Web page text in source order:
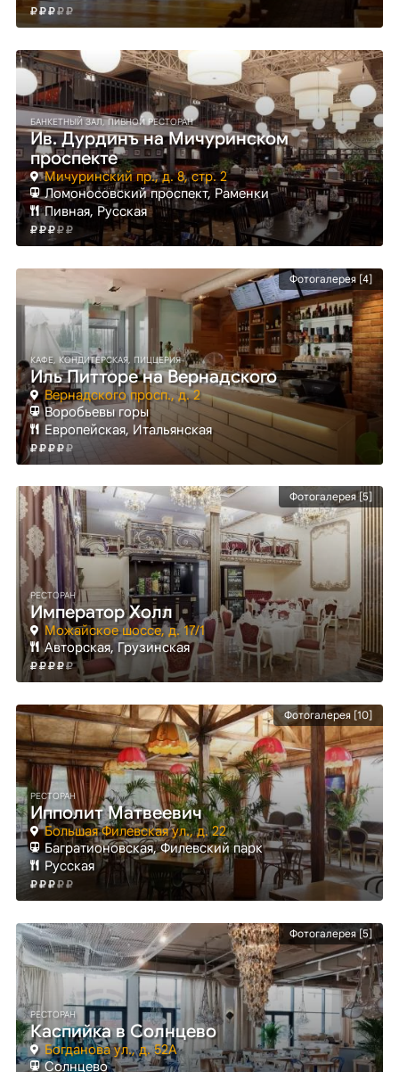
БАНКЕТНЫЙ ЗАЛ, ПИВНОЙ РЕСТОРАН
Ив. Дурдинъ на Мичуринском
проспекте
Мичуринский пр., д. 8, стр. 2
Ломоносовский проспект, Раменки
Пивная, Русская
Фотогалерея [4]
КАФЕ, КОНДИТЕРСКАЯ, ПИЦЦЕРИЯ
Иль Питторе на Вернадского
Вернадского просп., д. 2
Воробьевы горы
Европейская, Итальянская
Фотогалерея [5]
РЕСТОРАН
Император Холл
Можайское шоссе, д. 17/1
Авторская, Грузинская
Фотогалерея [10]
РЕСТОРАН
Ипполит Матвеевич
Большая Филевская ул., д. 22
Багратионовская, Филевский парк
Русская
Фотогалерея [5]
РЕСТОРАН
Каспийка в Солнцево
Богданова ул., д. 52А
Солнцево